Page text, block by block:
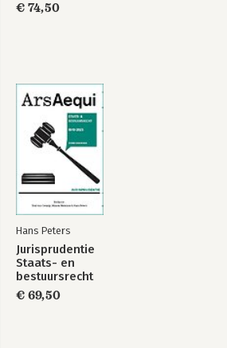
€ 74,50
Hans Peters
Jurisprudentie
Staats- en
bestuursrecht
1849-2025
€ 69,50